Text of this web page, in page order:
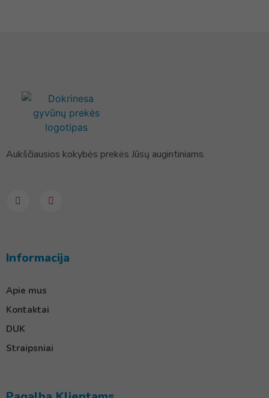
Aukščiausios kokybės prekės Jūsų augintiniams.
Informacija
Apie mus
Kontaktai
DUK
Straipsniai